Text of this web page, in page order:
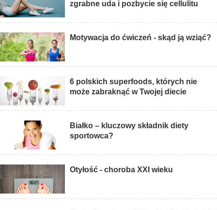
zgrabne uda i pozbycie się cellulitu
Motywacja do ćwiczeń - skąd ją wziąć?
6 polskich superfoods, których nie
może zabraknąć w Twojej diecie
Białko – kluczowy składnik diety
sportowca?
Otyłość - choroba XXI wieku